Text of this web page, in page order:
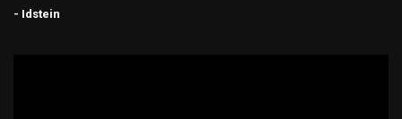
- Idstein